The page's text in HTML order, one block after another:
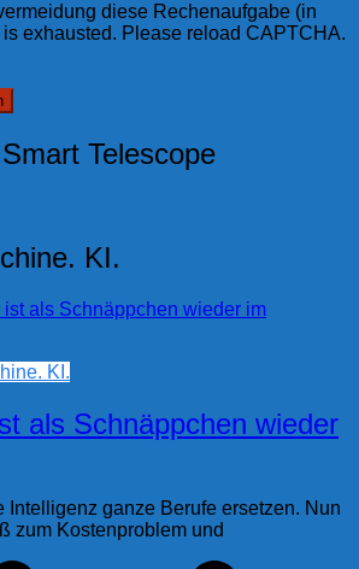
diese Rechenaufgabe (in
exhausted. Please reload CAPTCHA.
Telescope
KI.
KI.
als Schnäppchen wieder
Intelligenz ganze Berufe ersetzen. Nun
zum Kostenproblem und